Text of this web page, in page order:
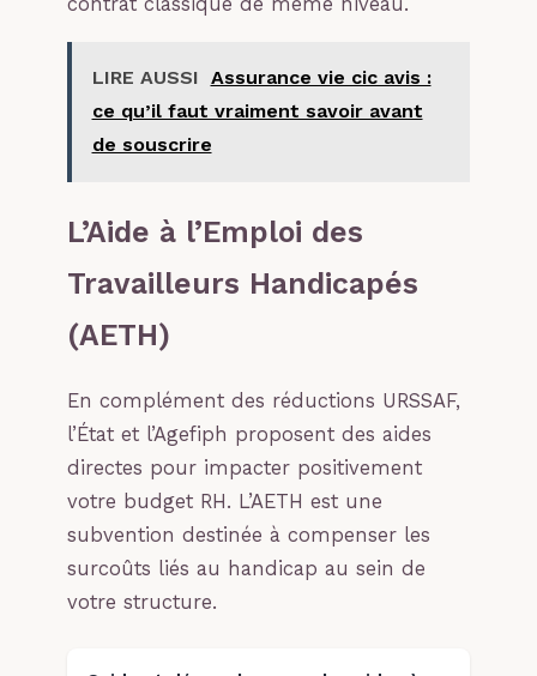
LIRE AUSSI Assurance vie cic avis :
ce qu’il faut vraiment savoir avant
de souscrire
L’Aide à l’Emploi des
Travailleurs Handicapés
(AETH)
En complément des réductions URSSAF,
l’État et l’Agefiph proposent des aides
directes pour impacter positivement
votre budget RH. L’AETH est une
subvention destinée à compenser les
surcoûts liés au handicap au sein de
votre structure.